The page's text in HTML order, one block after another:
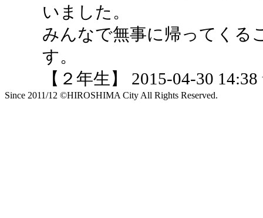
いました。
みんなで無事に帰ってくる
す。
【２年生】 2015-04-30 14:38
Since 2011/12 ©HIROSHIMA City All Rights Reserved.